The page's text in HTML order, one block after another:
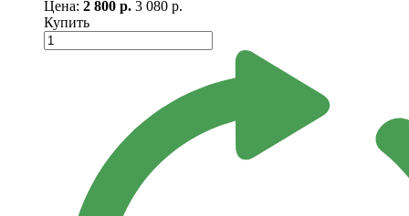
Цена: 2 800 р. 3 080 р.
Купить